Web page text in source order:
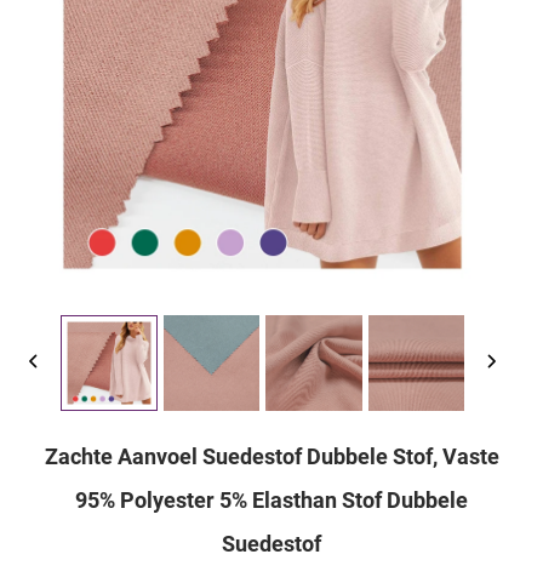
Zachte Aanvoel Suedestof Dubbele Stof, Vaste
95% Polyester 5% Elasthan Stof Dubbele
Suedestof